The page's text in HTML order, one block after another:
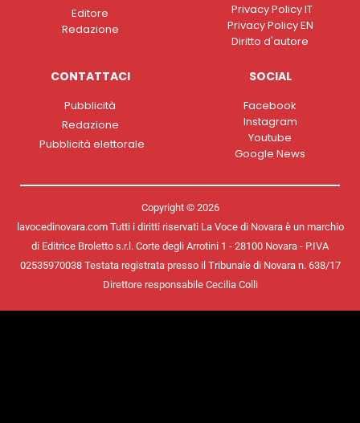
Editore
Redazione
Privacy Policy IT
Privacy Policy EN
Diritto d'autore
CONTATTACI
Pubblicità
Redazione
Pubblicità elettorale
SOCIAL
Facebook
Instagram
Youtube
Google News
Copyright © 2026
lavocedinovara.com Tutti i diritti riservati La Voce di Novara è un marchio
di Editrice Broletto s.r.l. Corte degli Arrotini 1 - 28100 Novara - P.IVA
02535970038 Testata registrata presso il Tribunale di Novara n. 638/17
Direttore responsabile Cecilia Colli